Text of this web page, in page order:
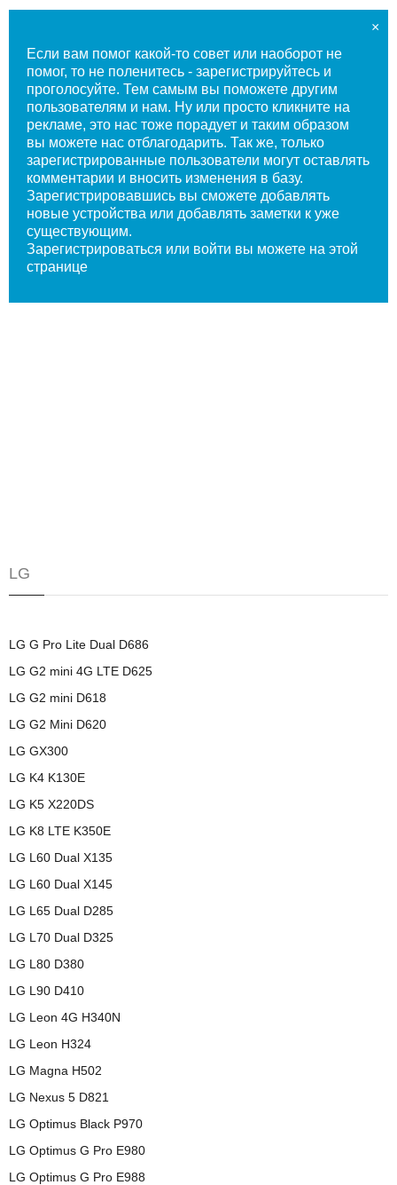
×
Если вам помог какой-то совет или наоборот не
помог, то не поленитесь - зарегистрируйтесь и
проголосуйте. Тем самым вы поможете другим
пользователям и нам. Ну или просто кликните на
рекламе, это нас тоже порадует и таким образом
вы можете нас отблагодарить. Так же, только
зарегистрированные пользователи могут оставлять
комментарии и вносить изменения в базу.
Зарегистрировавшись вы сможете добавлять
новые устройства или добавлять заметки к уже
существующим.
Зарегистрироваться или войти вы можете на этой
странице
LG
LG G Pro Lite Dual D686
LG G2 mini 4G LTE D625
LG G2 mini D618
LG G2 Mini D620
LG GX300
LG K4 K130E
LG K5 X220DS
LG K8 LTE K350E
LG L60 Dual X135
LG L60 Dual X145
LG L65 Dual D285
LG L70 Dual D325
LG L80 D380
LG L90 D410
LG Leon 4G H340N
LG Leon H324
LG Magna H502
LG Nexus 5 D821
LG Optimus Black P970
LG Optimus G Pro E980
LG Optimus G Pro E988